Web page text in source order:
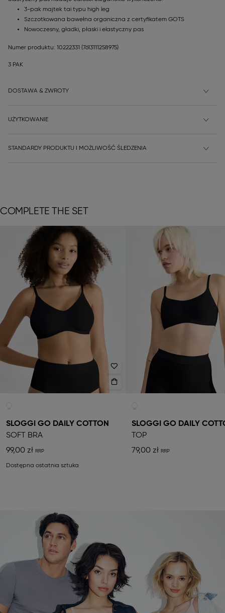
3-pak majtek tai typu high leg
Szczotkowana bawełna organiczna z certyfikatem GOTS
Nowoczesny, gładki, płaski i elastyczny pas
Numer produktu: 10222331 (7613111258975)
3 PAK
DOSTAWA & ZWROTY
UŻYTKOWANIE
STANDARDY PRODUKTU I MOŻLIWOŚĆ ŚLEDZENIA
COMPLETE THE SET
SLOGGI GO DAILY COTTON
SOFT BRA
99,00 zł
Dostępna ostatnia sztuka
SLOGGI GO DAILY
TOP
79,00 zł